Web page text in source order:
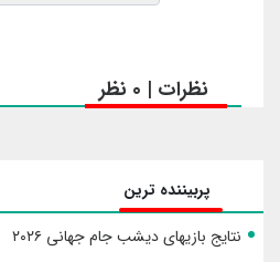
نظرات | 0 نظر
پربیننده ترین
نتایج بازیهای دیشب جام جهانی ۲۰۲۶